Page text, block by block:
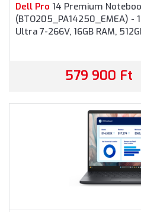
Dell Pro 14 Premium
(BTO205_PA14250_EMEA) -
Ultra 7-266V, 16GB RAM,
579 900 Ft